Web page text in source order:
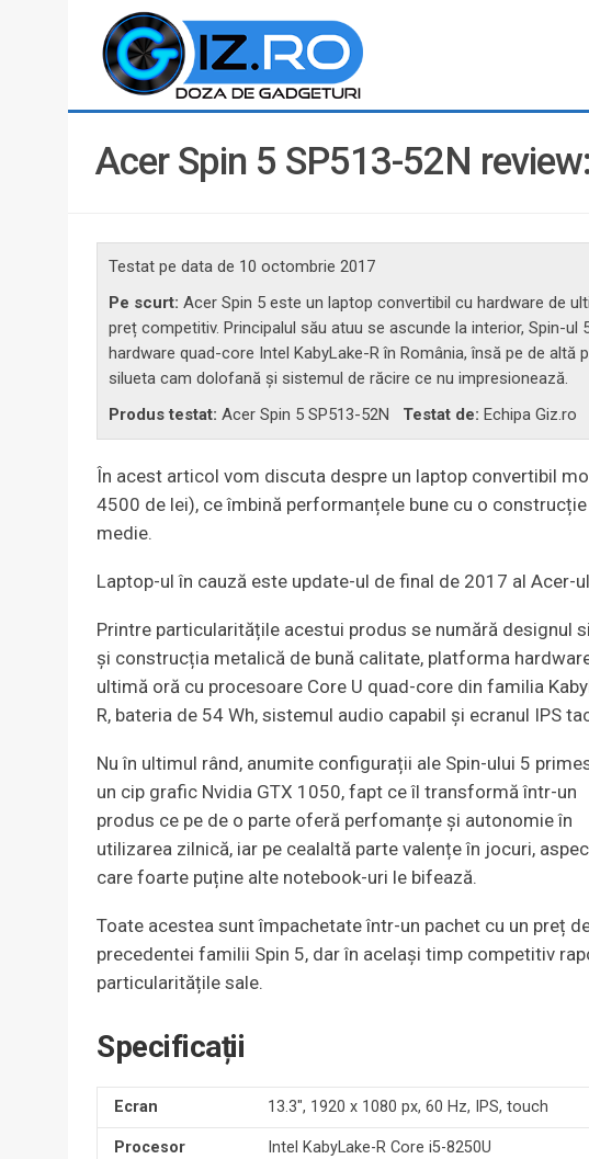
Acer Spin 5 SP513-52N
Testat pe data de 10 octombrie 2017
Pe scurt:Acer Spin 5 este un laptop convertibil cu hardware de
preț competitiv. Principalul său atuu se ascunde la interior, Spin-
hardware quad-core Intel KabyLake-R în România, însă pe de
silueta cam dolofană și sistemul de răcire ce nu impresionează.
Produs testat:Acer Spin 5 SP513-52N Testat de: Echipa Giz.ro
În acest articol vom discuta despre un laptop convertibil
4500 de lei), ce îmbină performanțele bune cu o
medie.
Laptop-ul în cauză este update-ul de final de 2017 al Acer-
Printre particularitățile acestui produs se numără designul
și construcția metalică de bună calitate, platforma
ultimă oră cu procesoare Core U quad-core din familia
R, bateria de 54 Wh, sistemul audio capabil și ecranul IPS
Nu în ultimul rând, anumite configurații ale Spin-ului 5
un cip grafic Nvidia GTX 1050, fapt ce îl transformă într-un
produs ce pe de o parte oferă perfomanțe și autonomie în
utilizarea zilnică, iar pe cealaltă parte valențe în jocuri,
care foarte puține alte notebook-uri le bifează.
Toate acestea sunt împachetate într-un pachet cu un preț
precedentei familii Spin 5, dar în același timp competitiv
particularitățile sale.
Specificații
Ecran 13.3″, 1920 x 1080 px, 60 Hz, IPS, touch
Procesor Intel KabyLake-R Core i5-8250U